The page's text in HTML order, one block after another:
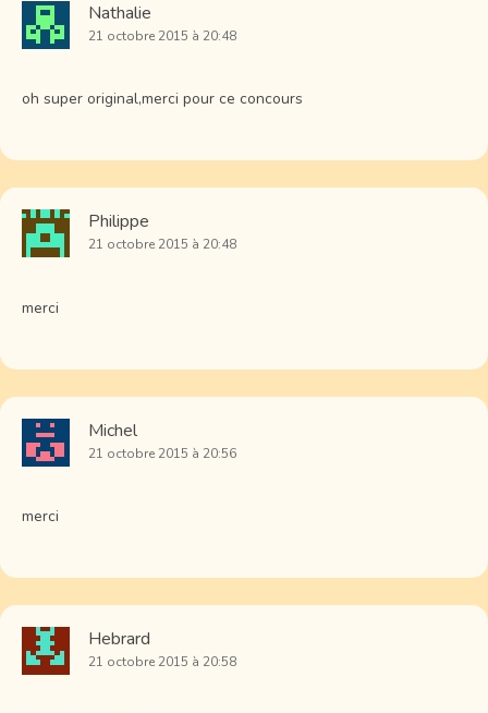
Nathalie
21 octobre 2015 à 20:48
oh super original,merci pour ce concours
Philippe
21 octobre 2015 à 20:48
merci
Michel
21 octobre 2015 à 20:56
merci
Hebrard
21 octobre 2015 à 20:58